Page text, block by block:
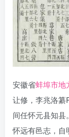
安徽省蚌埠市地
让修，李兆洛纂
间任怀元县知县
怀远有邑志，自